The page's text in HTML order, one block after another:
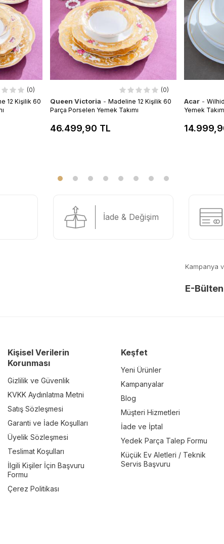
(0)
12 Kişilik 60
(0)
Queen Victoria - Madeline 12 Kişilik 60
Parça Porselen Yemek Takımı
46.499,90 TL
Acar -
Yemek
İade & Değişim
Kampanya
E-Bülten
Kişisel Verilerin
Korunması
Gizlilik ve Güvenlik
KVKK Aydınlatma Metni
Satış Sözleşmesi
Garanti ve İade Koşulları
Üyelik Sözleşmesi
Teslimat Koşulları
İlgili Kişiler İçin Başvuru
Formu
Çerez Politikası
Keşfet
Yeni Ürünler
Kampanyalar
Blog
Müşteri Hizmetleri
İade ve İptal
Yedek Parça Talep Formu
Küçük Ev Aletleri / Teknik
Servis Başvuru